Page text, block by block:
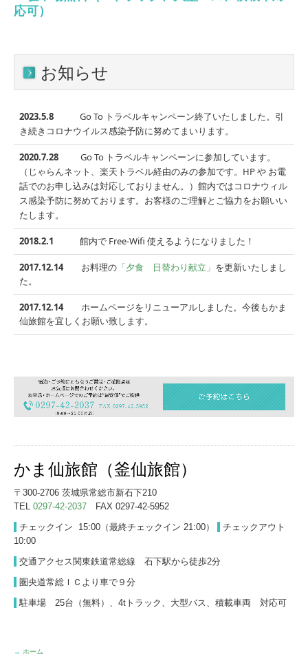
応可）
お知らせ
2023.5.8 Go To トラベルキャンペーン終了いたしました。引
き続きコロナウイルス感染予防に努めてまいります。
2020.7.28 Go To トラベルキャンペーンに参加しています。
（じゃらんネット、楽天トラベル経由のみの参加です。HP や お電
話でのお申し込みは対応しておりません。）館内ではコロナウィル
ス感染予防に努めております。お客様のご理解とご協力をお願いい
たします。
2018.2.1 館内で Free-Wifi 使えるようになりました！
2017.12.14お料理の 「夕食 日替わり献立」 を更新いたしまし
た。
2017.12.14ホームページをリニューアルしました。今後もかま
仙旅館を宜しくお願い致します。
かま仙旅館（釜仙旅館）
〒300-2706 茨城県常総市新石下210
TEL 0297-42-2037 FAX 0297-42-5952
チェックイン 15:00（最終チェックイン 21:00）
チェックアウト
10:00
交通アクセス関東鉄道常総線 石下駅から徒歩2分
圏央道常総ＩＣより車で９分
駐車場 25台（無料）、4tトラック、大型バス、積載車両 対応可
→ ホーム